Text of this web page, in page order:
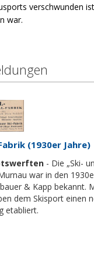
verschwunden
war.
(1930er Jahre)
- Die „Ski-
war in den
& Kapp bekannt.
dem Skisport einen
etabliert.